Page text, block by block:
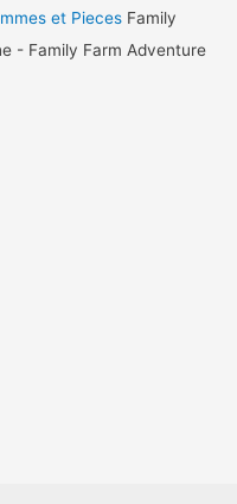
et Pieces Family
- Family Farm Adventure